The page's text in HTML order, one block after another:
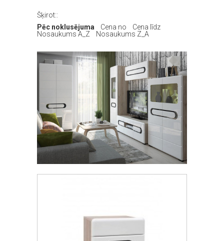
Šķirot::
Pēc noklusējuma
Cena no
Cena līdz
Nosaukums A_Z
Nosaukums Z_A